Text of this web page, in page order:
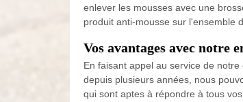
enlever les mousses avec une
produit anti-mousse sur l'ensemble
Vos avantages avec notre
En faisant appel au service de
depuis plusieurs années, nous
qui sont aptes à répondre à tous